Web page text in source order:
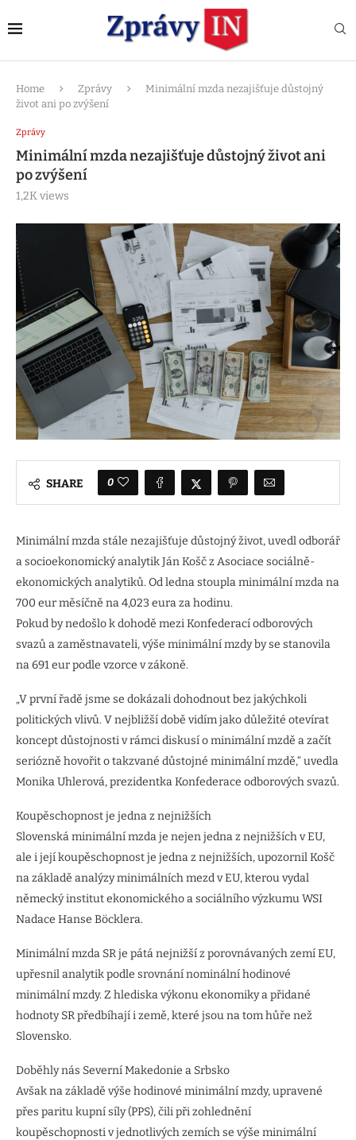
Home Zprávy
Minimální mzda nezajišťuje důstojný
život ani po zvýšení
Zprávy
Minimální mzda nezajišťuje důstojný život ani
po zvýšení
1,2Kviews
SHARE 0
Minimální mzda stále nezajišťuje důstojný život, uvedl odborář
a socioekonomický analytik Ján Košč z Asociace sociálně-
ekonomických analytiků. Od ledna stoupla minimální mzda na
700 eur měsíčně na 4,023 eura za hodinu.
Pokud by nedošlo k dohodě mezi Konfederací odborových
svazů a zaměstnavateli, výše minimální mzdy by se stanovila
na 691 eur podle vzorce v zákoně.
„V první řadě jsme se dokázali dohodnout bez jakýchkoli
politických vlivů. V nejbližší době vidím jako důležité otevírat
koncept důstojnosti v rámci diskusí o minimální mzdě a začít
seriózně hovořit o takzvané důstojné minimální mzdě,“ uvedla
Monika Uhlerová, prezidentka Konfederace odborových svazů.
Koupěschopnost je jedna z nejnižších
Slovenská minimální mzda je nejen jedna z nejnižších v EU,
ale i její koupěschopnost je jedna z nejnižších, upozornil Košč
na základě analýzy minimálních mezd v EU, kterou vydal
německý institut ekonomického a sociálního výzkumu WSI
Nadace Hanse Böcklera.
Minimální mzda SR je pátá nejnižší z porovnávaných zemí EU,
upřesnil analytik podle srovnání nominální hodinové
minimální mzdy. Z hlediska výkonu ekonomiky a přidané
hodnoty SR předbíhají i země, které jsou na tom hůře než
Slovensko.
Doběhly nás Severní Makedonie a Srbsko
Avšak na základě výše hodinové minimální mzdy, upravené
přes paritu kupní síly (PPS), čili při zohlednění
koupěschopnosti v jednotlivých zemích se výše minimální